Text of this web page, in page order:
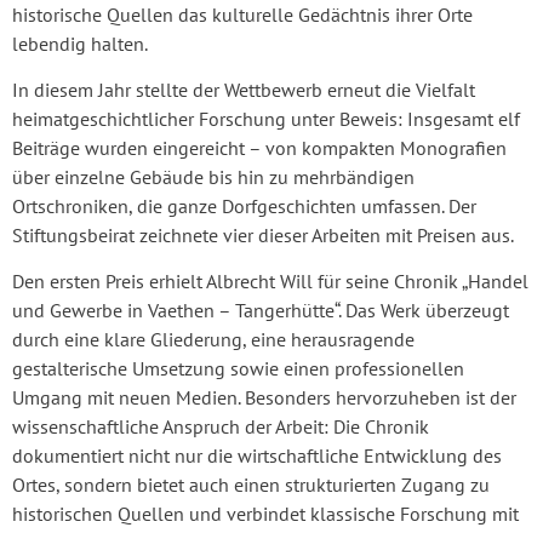
historische Quellen das kulturelle Gedächtnis ihrer Orte
lebendig halten.
In diesem Jahr stellte der Wettbewerb erneut die Vielfalt
heimatgeschichtlicher Forschung unter Beweis: Insgesamt elf
Beiträge wurden eingereicht – von kompakten Monografien
über einzelne Gebäude bis hin zu mehrbändigen
Ortschroniken, die ganze Dorfgeschichten umfassen. Der
Stiftungsbeirat zeichnete vier dieser Arbeiten mit Preisen aus.
Den ersten Preis erhielt Albrecht Will für seine Chronik „Handel
und Gewerbe in Vaethen – Tangerhütte“. Das Werk überzeugt
durch eine klare Gliederung, eine herausragende
gestalterische Umsetzung sowie einen professionellen
Umgang mit neuen Medien. Besonders hervorzuheben ist der
wissenschaftliche Anspruch der Arbeit: Die Chronik
dokumentiert nicht nur die wirtschaftliche Entwicklung des
Ortes, sondern bietet auch einen strukturierten Zugang zu
historischen Quellen und verbindet klassische Forschung mit